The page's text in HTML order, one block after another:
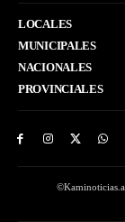
LOCALES
MUNICIPALES
NACIONALES
PROVINCIALES